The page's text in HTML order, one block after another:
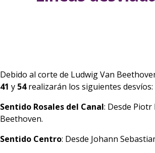
Debido al corte de Ludwig Van
41 y 54realizarán los siguientes desvíos:
Sentido Rosales del Canal: Desde
Beethoven.
Sentido Centro: Desde Johann